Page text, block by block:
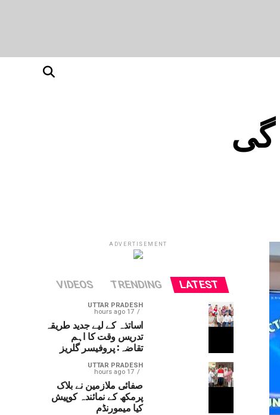
گی
ADVERTISEMENT
LATEST
TRENDING
VIDEOS
UTTAR PRADESH
17 hours ago
اساتذہ کے لیے جدید طریقہ
تدریس وقت کا اہم
تقاضہ: پروفیسر گلریز
UTTAR PRADESH
17 hours ago
صفائی ملازمین نے بلاک
پرمکھ کے نمائندہ کوپیش
کیا میمورنڈم